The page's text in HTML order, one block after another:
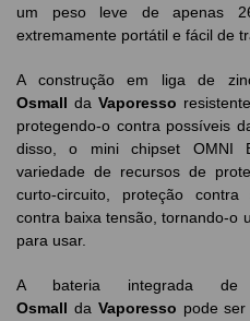
um peso leve de apenas
extremamente portátil e fácil de
A construção em liga de
Osmall daVaporesso
protegendo-o contra possíveis
disso, o mini chipset OMNI
variedade de recursos de
curto-circuito, proteção
contra baixa tensão, tornando-o
para usar.
A bateria integrada
Osmall da Vaporesso pode